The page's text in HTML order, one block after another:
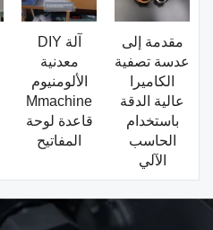
DIY آلة
معدنية
الألومنيوم
Mmachine
قاعدة لوحة
المفاتيح
مقدمة إلى
عدسة تصفية
الكاميرا
عالية الدقة
باستخدام
الحاسب
الآلي